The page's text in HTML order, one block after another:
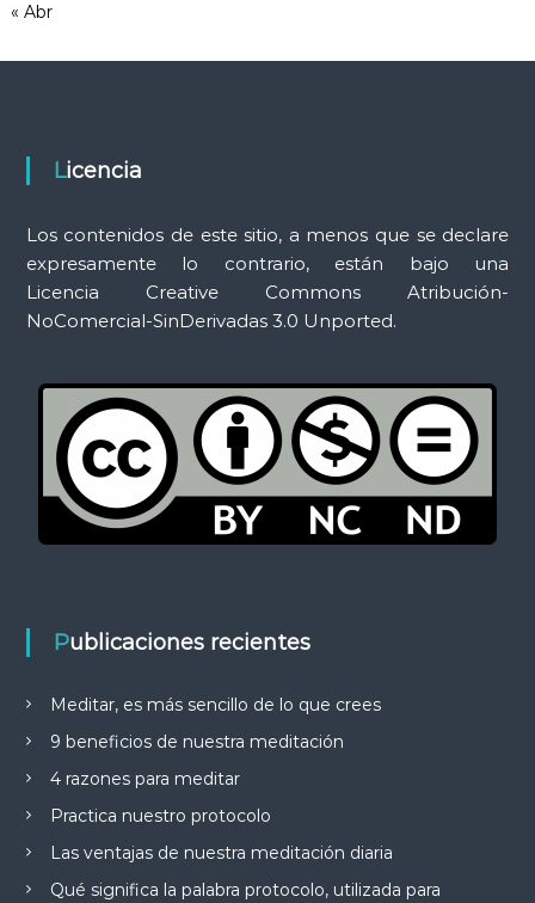
i
n
« Abr
Licencia
Los contenidos de este sitio, a menos que se declare
expresamente lo contrario, están bajo una
Licencia Creative Commons Atribución-
NoComercial-SinDerivadas 3.0 Unported.
Publicaciones recientes
Meditar, es más sencillo de lo que crees
9 beneficios de nuestra meditación
4 razones para meditar
Practica nuestro protocolo
Las ventajas de nuestra meditación diaria
Qué significa la palabra protocolo, utilizada para